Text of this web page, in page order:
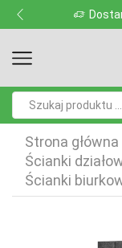
Strona główna
Ścianki
Ścianki